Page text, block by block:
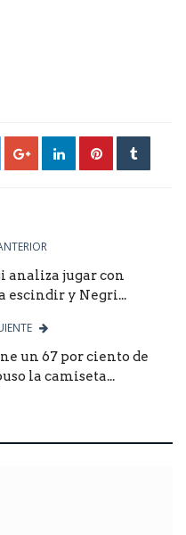
analiza jugar con
escindir y Negri...
un 67 por ciento de
la camiseta...